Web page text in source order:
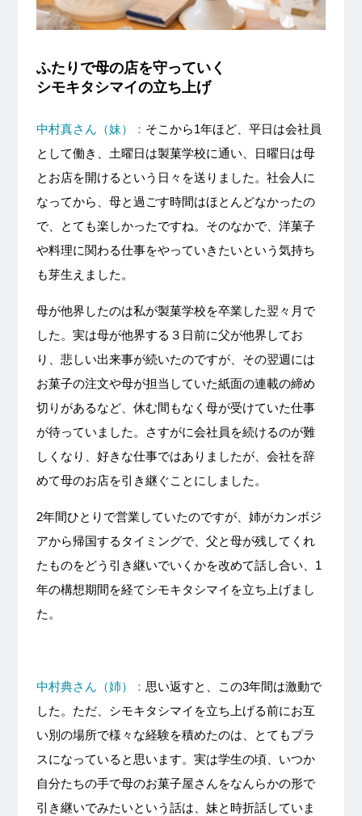
ふたりで母の店を守っていく
シモキタシマイの立ち上げ
中村真さん（妹）： そこから1年ほど、平日は会社員
として働き、土曜日は製菓学校に通い、日曜日は母
とお店を開けるという日々を送りました。社会人に
なってから、母と過ごす時間はほとんどなかったの
で、とても楽しかったですね。そのなかで、洋菓子
や料理に関わる仕事をやっていきたいという気持ち
も芽生えました。
母が他界したのは私が製菓学校を卒業した翌々月で
した。実は母が他界する３日前に父が他界してお
り、悲しい出来事が続いたのですが、その翌週には
お菓子の注文や母が担当していた紙面の連載の締め
切りがあるなど、休む間もなく母が受けていた仕事
が待っていました。さすがに会社員を続けるのが難
しくなり、好きな仕事ではありましたが、会社を辞
めて母のお店を引き継ぐことにしました。
2年間ひとりで営業していたのですが、姉がカンボジ
アから帰国するタイミングで、父と母が残してくれ
たものをどう引き継いでいくかを改めて話し合い、1
年の構想期間を経てシモキタシマイを立ち上げまし
た。
中村典さん（姉）： 思い返すと、この3年間は激動で
した。ただ、シモキタシマイを立ち上げる前にお互
い別の場所で様々な経験を積めたのは、とてもプラ
スになっていると思います。実は学生の頃、いつか
自分たちの手で母のお菓子屋さんをなんらかの形で
引き継いでみたいという話は、妹と時折話していま